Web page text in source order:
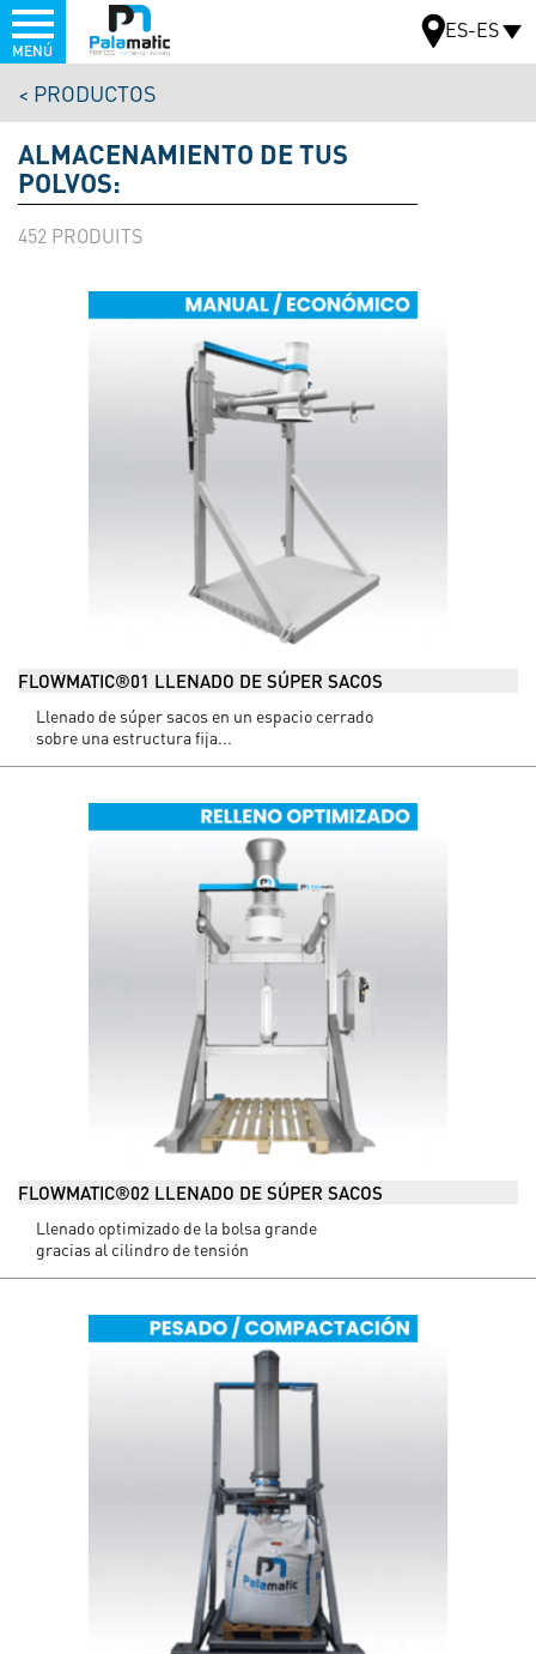
contenido
principal
Menu
MAPA
ES-ES
MENÚ
PRODUCTOS
ALMACENAMIENTO DE TUS
POLVOS:
452
FLOWMATIC®01 LLENADO DE SÚPER SACOS
Llenado de súper sacos en un espacio cerrado
sobre una estructura fija...
FLOWMATIC®02 LLENADO DE SÚPER SACOS
Llenado optimizado de la bolsa grande
gracias al cilindro de tensión